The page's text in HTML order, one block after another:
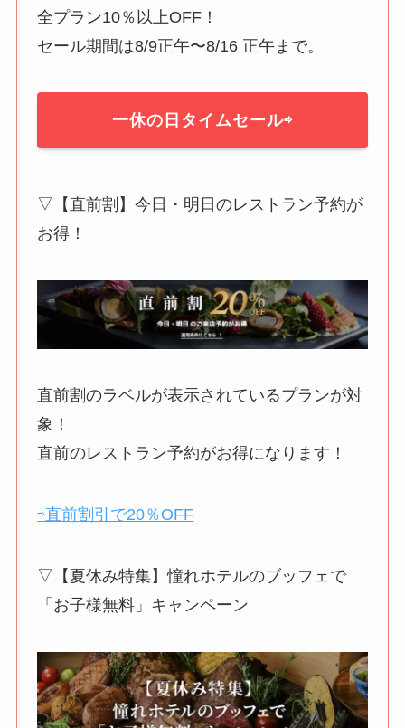
全プラン10％以上OFF！
セール期間は8/9正午〜8/16 正午まで。
一休の日タイムセール⇨
▽【直前割】今日・明日のレストラン予約が
お得！
直前割のラベルが表示されているプランが対
象！
直前のレストラン予約がお得になります！
⇨直前割引で20％OFF
▽【夏休み特集】憧れホテルのブッフェで
「お子様無料」キャンペーン